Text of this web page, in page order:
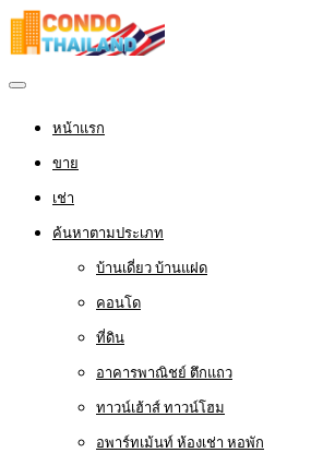
หน้าแรก
ขาย
เช่า
ค้นหาตามประเภท
บ้านเดี่ยว บ้านแฝด
คอนโด
ที่ดิน
อาคารพาณิชย์ ตึกแถว
ทาวน์เฮ้าส์ ทาวน์โฮม
อพาร์ทเม้นท์ ห้องเช่า หอพัก